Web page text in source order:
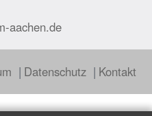
aachen.de
Datenschutz Kontakt